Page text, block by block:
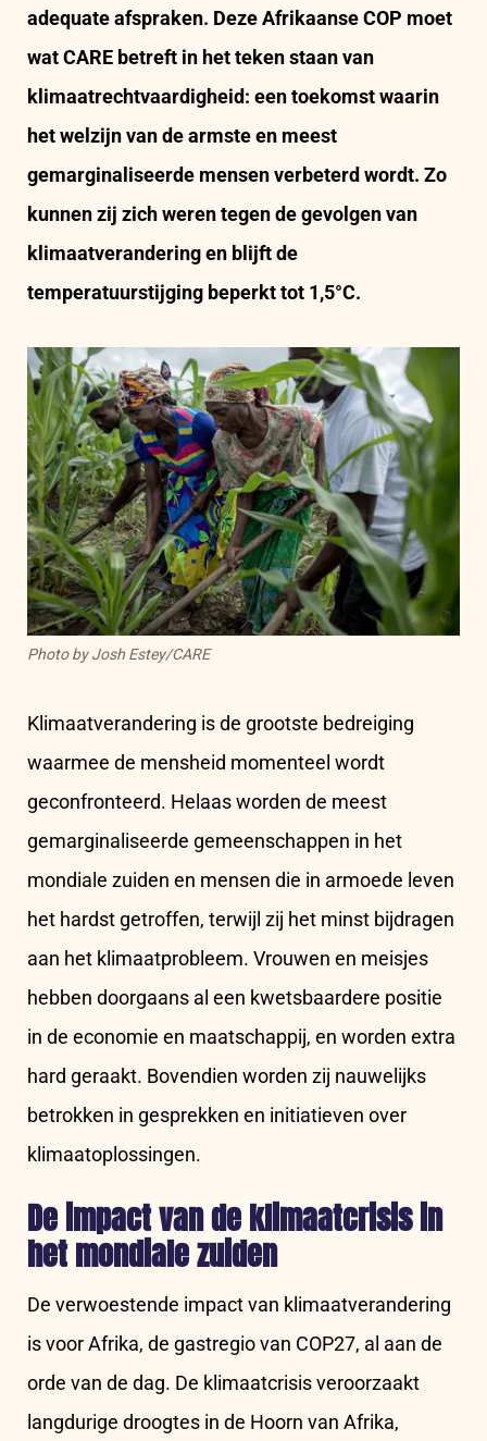
adequate afspraken. Deze Afrikaanse COP moet
wat CARE betreft in het teken staan van
klimaatrechtvaardigheid: een toekomst waarin
het welzijn van de armste en meest
gemarginaliseerde mensen verbeterd wordt. Zo
kunnen zij zich weren tegen de gevolgen van
klimaatverandering en blijft de
temperatuurstijging beperkt tot 1,5°C.
Photo by Josh Estey/CARE
Klimaatverandering is de grootste bedreiging
waarmee de mensheid momenteel wordt
geconfronteerd. Helaas worden de meest
gemarginaliseerde gemeenschappen in het
mondiale zuiden en mensen die in armoede leven
het hardst getroffen, terwijl zij het minst bijdragen
aan het klimaatprobleem. Vrouwen en meisjes
hebben doorgaans al een kwetsbaardere positie
in de economie en maatschappij, en worden extra
hard geraakt. Bovendien worden zij nauwelijks
betrokken in gesprekken en initiatieven over
klimaatoplossingen.
De impact van de klimaatcrisis in
het mondiale zuiden
De verwoestende impact van klimaatverandering
is voor Afrika, de gastregio van COP27, al aan de
orde van de dag. De klimaatcrisis veroorzaakt
langdurige droogtes in de Hoorn van Afrika,